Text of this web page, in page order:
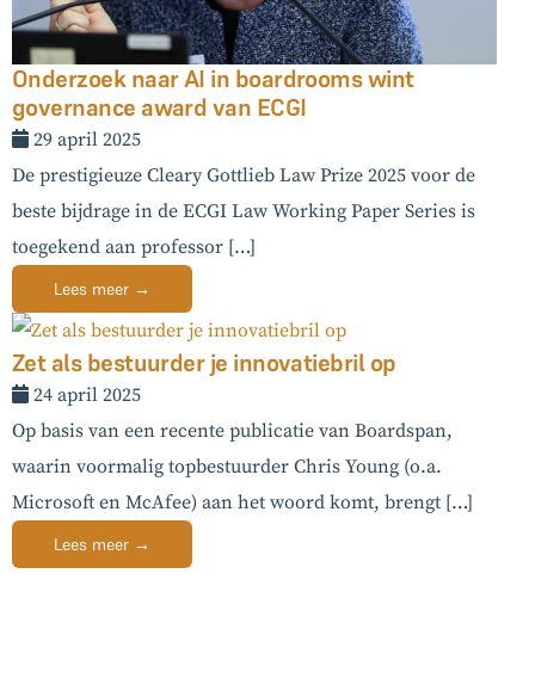
Onderzoek naar AI in boardrooms wint
governance award van ECGI
29 april 2025
De prestigieuze Cleary Gottlieb Law Prize 2025 voor de
beste bijdrage in de ECGI Law Working Paper Series is
toegekend aan professor […]
Lees meer →
Zet als bestuurder je innovatiebril op
24 april 2025
Op basis van een recente publicatie van Boardspan,
waarin voormalig topbestuurder Chris Young (o.a.
Microsoft en McAfee) aan het woord komt, brengt […]
Lees meer →